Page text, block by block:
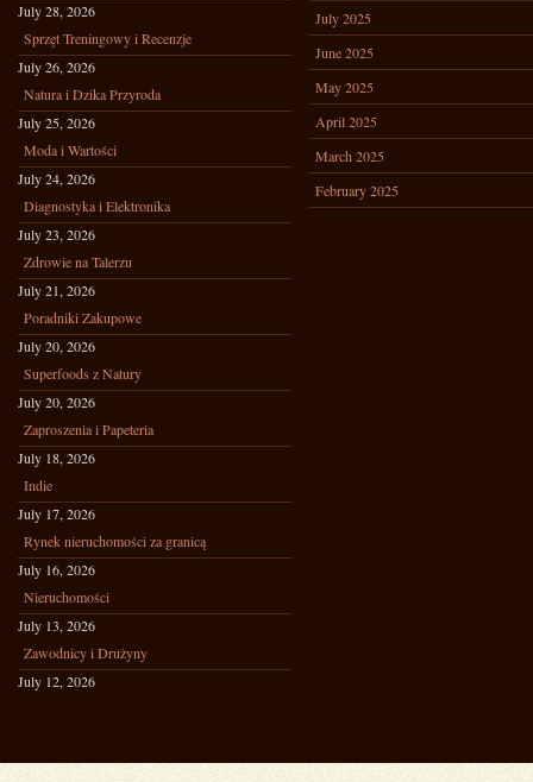
July 28, 2026
Sprzęt Treningowy i Recenzje
July 26, 2026
Natura i Dzika Przyroda
July 25, 2026
Moda i Wartości
July 24, 2026
Diagnostyka i Elektronika
July 23, 2026
Zdrowie na Talerzu
July 21, 2026
Poradniki Zakupowe
July 20, 2026
Superfoods z Natury
July 20, 2026
Zaproszenia i Papeteria
July 18, 2026
Indie
July 17, 2026
Rynek nieruchomości za granicą
July 16, 2026
Nieruchomości
July 13, 2026
Zawodnicy i Drużyny
July 12, 2026
July 2025
June 2025
May 2025
April 2025
March 2025
February 2025